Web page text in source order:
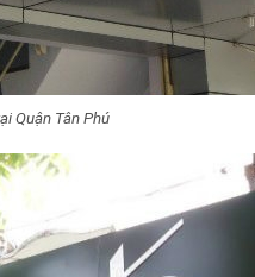
Quận Tân Phú